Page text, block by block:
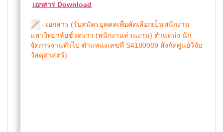
เอกสาร Download
- เอกสาร (รับสมัครบุคคลเพื่อคัดเลือกเป็นพนักงาน
มหาวิทยาลัยชั่วคราว (พนักงานส่วนงาน) ตำแหน่ง นัก
จัดการงานทั่วไป ตำแหน่งเลขที่ S4180089 สังกัดศูนย์วิจัย
วัสดุศาสตร์)